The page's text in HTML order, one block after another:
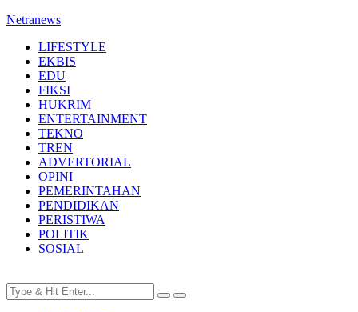
Netranews
LIFESTYLE
EKBIS
EDU
FIKSI
HUKRIM
ENTERTAINMENT
TEKNO
TREN
ADVERTORIAL
OPINI
PEMERINTAHAN
PENDIDIKAN
PERISTIWA
POLITIK
SOSIAL